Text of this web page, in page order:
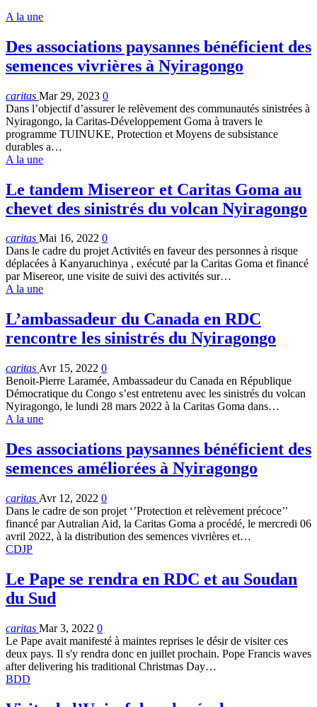
A la une
Des associations paysannes bénéficient des
semences vivrières à Nyiragongo
caritas Mar 29, 2023 0
Dans l’objectif d’assurer le relèvement des communautés sinistrées à
Nyiragongo, la Caritas-Développement Goma à travers le
programme TUINUKE, Protection et Moyens de subsistance
durables a…
A la une
Le tandem Misereor et Caritas Goma au
chevet des sinistrés du volcan Nyiragongo
caritas Mai 16, 2022 0
Dans le cadre du projet Activités en faveur des personnes à risque
déplacées à Kanyaruchinya , exécuté par la Caritas Goma et financé
par Misereor, une visite de suivi des activités sur…
A la une
L’ambassadeur du Canada en RDC
rencontre les sinistrés du Nyiragongo
caritas Avr 15, 2022 0
Benoit-Pierre Laramée, Ambassadeur du Canada en République
Démocratique du Congo s’est entretenu avec les sinistrés du volcan
Nyiragongo, le lundi 28 mars 2022 à la Caritas Goma dans…
A la une
Des associations paysannes bénéficient des
semences améliorées à Nyiragongo
caritas Avr 12, 2022 0
Dans le cadre de son projet ‘’Protection et relèvement précoce’’
financé par Autralian Aid, la Caritas Goma a procédé, le mercredi 06
avril 2022, à la distribution des semences vivrières et…
CDJP
Le Pape se rendra en RDC et au Soudan
du Sud
caritas Mar 3, 2022 0
Le Pape avait manifesté à maintes reprises le désir de visiter ces
deux pays. Il s'y rendra donc en juillet prochain. Pope Francis waves
after delivering his traditional Christmas Day…
BDD